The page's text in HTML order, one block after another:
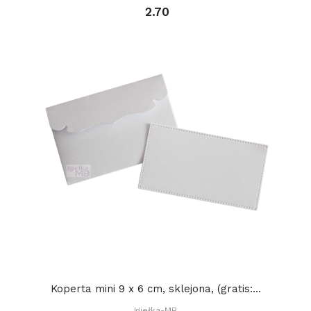
2.70
Koperta mini 9 x 6 cm, sklejona, (gratis:...